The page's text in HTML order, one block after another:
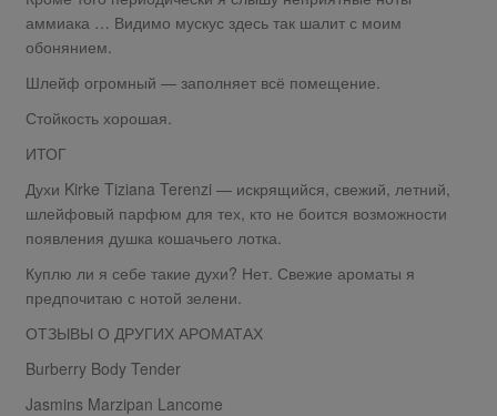
аммиака … Видимо мускус здесь так шалит с моим
обонянием.
Шлейф огромный — заполняет всё помещение.
Стойкость хорошая.
ИТОГ
Духи Kirke Tiziana Terenzi — искрящийся, свежий, летний,
шлейфовый парфюм для тех, кто не боится возможности
появления душка кошачьего лотка.
Куплю ли я себе такие духи? Нет. Свежие ароматы я
предпочитаю с нотой зелени.
ОТЗЫВЫ О ДРУГИХ АРОМАТАХ
Burberry Body Tender
Jasmins Marzipan Lancome